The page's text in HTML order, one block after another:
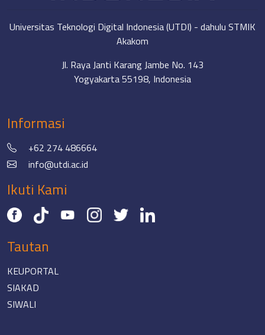
Universitas Teknologi Digital Indonesia (UTDI) - dahulu STMIK
Akakom
Jl. Raya Janti Karang Jambe No. 143
Yogyakarta 55198, Indonesia
Informasi
+62 274 486664
info@utdi.ac.id
Ikuti Kami
Tautan
KEUPORTAL
SIAKAD
SIWALI